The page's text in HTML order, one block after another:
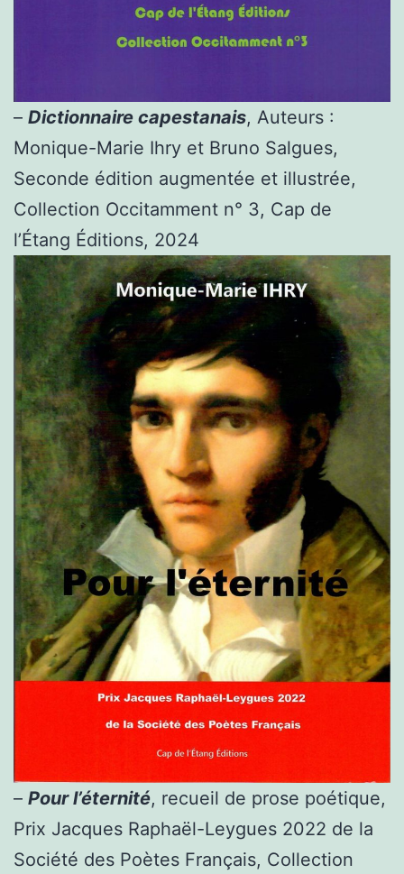
– Dictionnaire capestanais, Auteurs :
Monique-Marie Ihry et Bruno Salgues,
Seconde édition augmentée et illustrée,
Collection Occitamment n° 3, Cap de
l’Étang Éditions, 2024
– Pour l’éternité, recueil de prose poétique,
Prix Jacques Raphaël-Leygues 2022 de la
Société des Poètes Français, Collection